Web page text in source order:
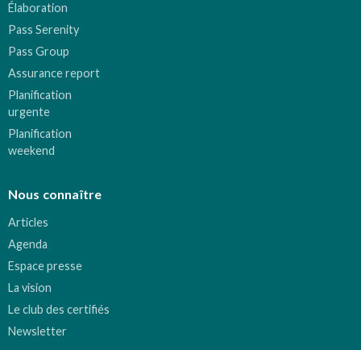
Élaboration
Pass Serenity
Pass Group
Assurance report
Planification
urgente
Planification
weekend
Nous connaître
Articles
Agenda
Espace presse
La vision
Le club des certifiés
Newsletter